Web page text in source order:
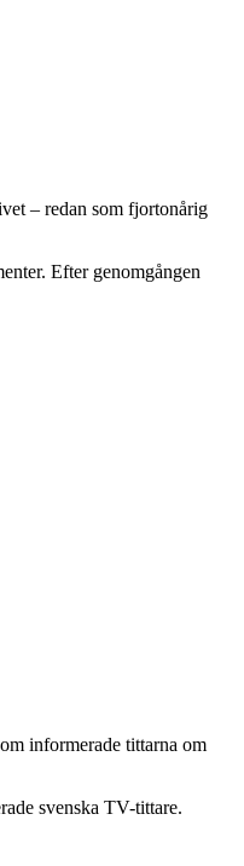
– redan som fjortonårig
Efter genomgången
informerade tittarna om
svenska TV-tittare.